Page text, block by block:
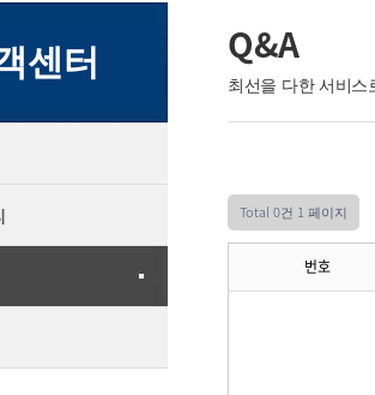
센터 Q&A
최선을 다한 서비
Total 0건 1 페이지
번호